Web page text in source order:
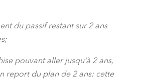
du passif restant sur 2 ans
pouvant aller jusqu’à 2 ans,
report du plan de 2 ans: cette